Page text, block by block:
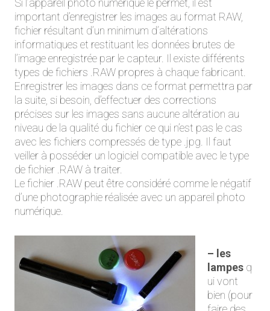
Si l’appareil photo numérique le permet, il est
important d’enregistrer les images au format RAW,
fichier résultant d’un minimum d’altérations
informatiques et restituant les données brutes de
l’image enregistrée par le capteur. Il existe différents
types de fichiers .RAW propres à chaque fabricant.
Enregistrer les images dans ce format permettra par
la suite, si besoin, d’effectuer des corrections
précises sur les images sans aucune altération au
niveau de la qualité du fichier ce qui n’est pas le cas
avec les fichiers compressés de type .jpg. Il faut
veiller à posséder un logiciel compatible avec le type
de fichier .RAW à traiter.
Le fichier .RAW peut être considéré comme le négatif
d’une photographie réalisée avec un appareil photo
numérique.
– les
lampesq
ui vont
bien (pour